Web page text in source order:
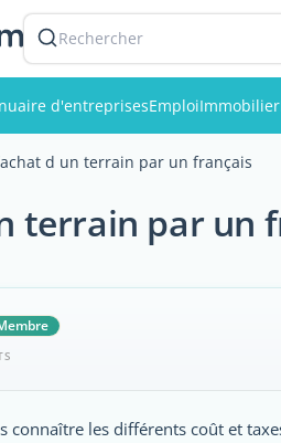
Rechercher
d'entreprisesEmploiImmobilier
achat d un terrain par un français
terrain par un
connaître les différents coût et